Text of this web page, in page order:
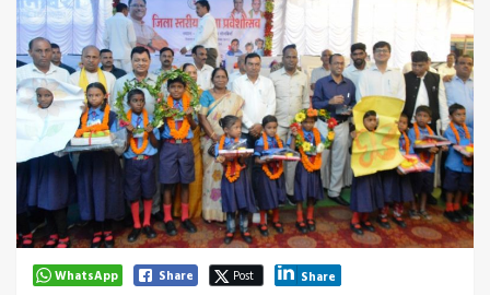
WhatsApp Share Post Share